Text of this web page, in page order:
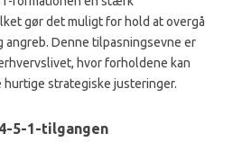
gør det muligt for hold at overgå
angreb. Denne tilpasningsevne er
hvor forholdene kan
strategiske justeringer.
5-1-tilgangen